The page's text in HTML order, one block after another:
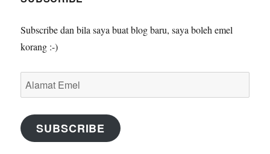
Subscribe dan bila saya buat blog baru, saya boleh emel
korang :-)
Alamat
Emel
SUBSCRIBE